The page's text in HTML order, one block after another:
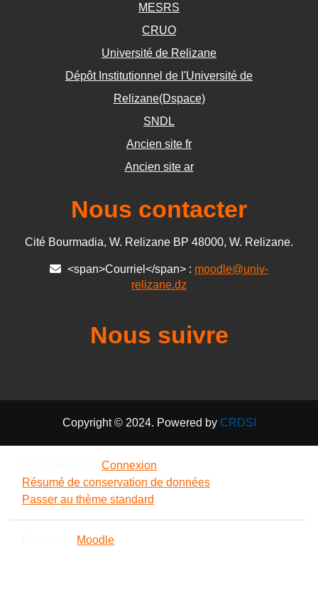
MESRS
CRUO
Université de Relizane
Dépôt Institutionnel de l'Université de
Relizane(Dspace)
SNDL
Ancien site fr
Ancien site ar
Nous contacter
Cité Bourmadia, W. Relizane BP 48000, W. Relizane.
<span>Courriel</span> : moodle@univ-
relizane.dz
Nous suivre
Copyright © 2024. Powered by CRDSI
Connexion
Résumé de conservation de données
Passer au thème standard
Moodle